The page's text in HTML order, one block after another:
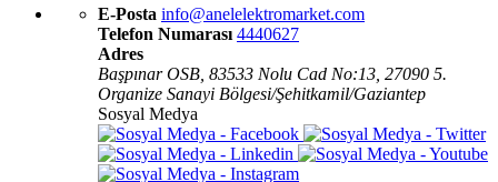
E-Posta info@anelelektromarket.com
Telefon Numarası 4440627
Adres
Başpınar OSB, 83533 Nolu Cad No:13, 27090 5.
Organize Sanayi Bölgesi/Şehitkamil/Gaziantep
Sosyal Medya